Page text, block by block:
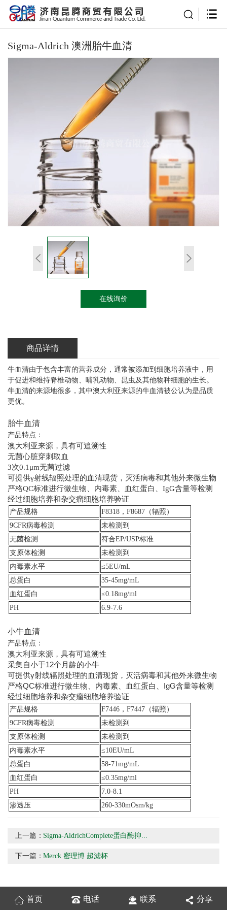
Sigma-Aldrich 澳洲胎牛血清
在线询价
商品详情
牛血清由于包含丰富的营养成分，通常被添加到细胞培养液中，用
于促进和维持脊椎动物、哺乳动物、昆虫及其他物种细胞的生长。
牛血清的来源地很多，其中澳大利亚来源的牛血清被公认为是品质
更优。
胎牛血清
产品特点：
澳大利亚来源，具有可追溯性
无菌心脏穿刺取血
3次0.1μm无菌过滤
可提供γ射线辐照处理的血清现货，灭活病毒和其他外来微生物
严格QC标准进行微生物、内毒素、血红蛋白、IgG含量等检测
经过细胞培养和杂交瘤细胞培养验证
产品规格
F8318，F8687（辐照）
9CFR病毒检测
未检测到
无菌检测
符合EP/USP标准
支原体检测
未检测到
内毒素水平
≤5EU/mL
总蛋白
35-45mg/mL
血红蛋白
≤0.18mg/ml
PH
6.9-7.6
小牛血清
产品特点：
澳大利亚来源，具有可追溯性
采集自小于12个月龄的小牛
可提供γ射线辐照处理的血清现货，灭活病毒和其他外来微生物
严格QC标准进行微生物、内毒素、血红蛋白、IgG含量等检测
经过细胞培养和杂交瘤细胞培养验证
产品规格
F7446，F7447（辐照）
9CFR病毒检测
未检测到
支原体检测
未检测到
内毒素水平
≤10EU/mL
总蛋白
58-71mg/mL
血红蛋白
≤0.35mg/ml
PH
7.0-8.1
渗透压
260-330mOsm/kg
上一篇： Sigma-AldrichComplete蛋白酶抑...
下一篇：Merck 密理博 超滤杯
首页 电话 联系 分享